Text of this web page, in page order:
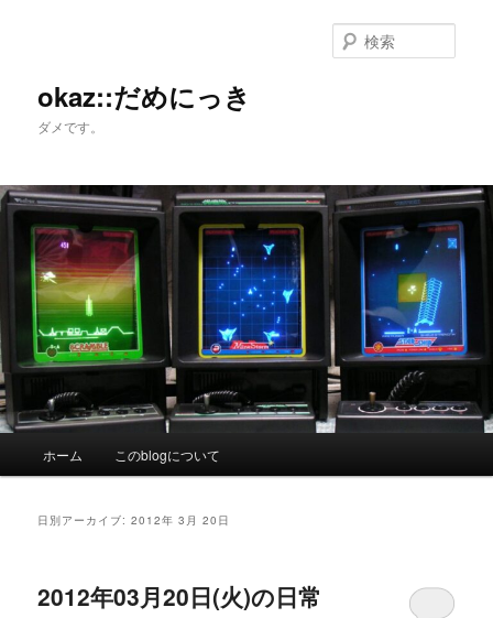
へ
移
移
動
okaz::だめにっき
ダメです。
索
ホーム このblogについて
日別アーカイブ:2012年 3月 20日
2012年03月20日(火)の日常